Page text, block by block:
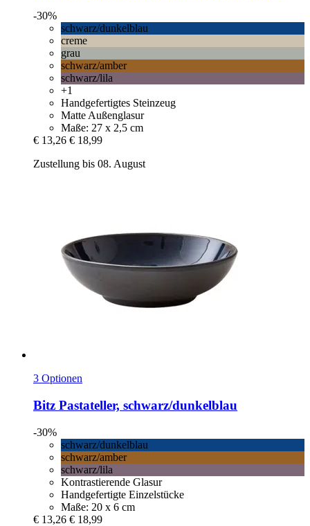
-30%
schwarz/dunkelblau
creme
grau
schwarz/amber
schwarz/lila
+1
Handgefertigtes Steinzeug
Matte Außenglasur
Maße: 27 x 2,5 cm
€ 13,26 € 18,99
Zustellung bis 08. August
3 Optionen
Bitz Pastateller, schwarz/dunkelblau
-30%
schwarz/dunkelblau
schwarz/amber
schwarz/lila
Kontrastierende Glasur
Handgefertigte Einzelstücke
Maße: 20 x 6 cm
€ 13,26 € 18,99